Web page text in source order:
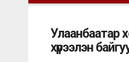
Улаанбаатар
хүрээлэн